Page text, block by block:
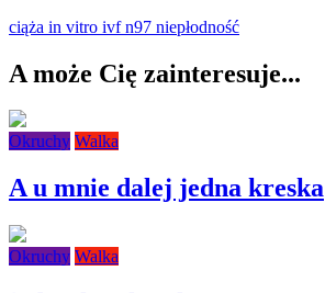
ciąża in vitro ivfn97 niepłodność
A może Cię zainteresuje...
Okruchy Walka
A u mnie dalej jedna kreska
Okruchy Walka